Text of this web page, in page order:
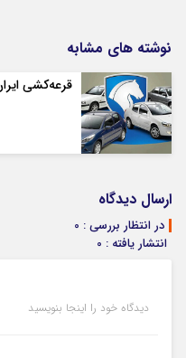
نوشته های مشابه
قرعه‌کشی
ارسال دیدگاه
در انتظار بررسی : 0
انتشار یافته : 0
دیدگاه خود را اینجا بنویسید